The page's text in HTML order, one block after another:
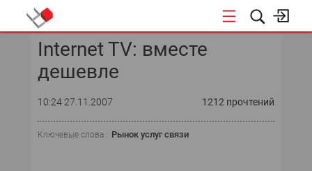
Internet TV: вместе
дешевле
10:24 27.11.2007 1212 прочтений
Ключевые слова : Рынок услуг связи